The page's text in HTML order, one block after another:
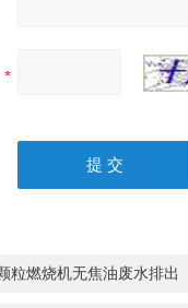
粒燃烧机无焦油废水排出